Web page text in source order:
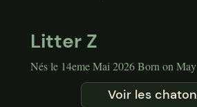
Litter Z
Nés le 14eme Mai 2026 Born on
Voir les